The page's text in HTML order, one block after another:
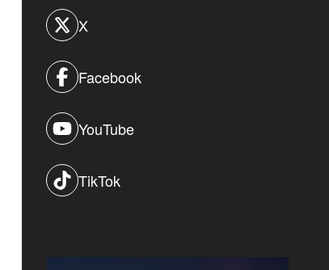
X
Facebook
YouTube
TikTok